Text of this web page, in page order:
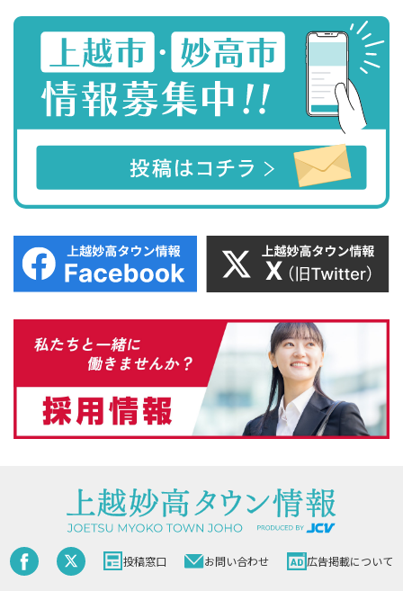
投稿窓口 お問い合わせ 広告掲載について